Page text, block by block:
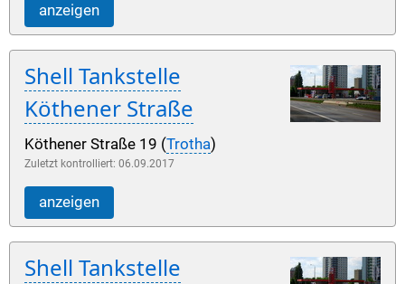
anzeigen
Shell Tankstelle
Köthener Straße
Köthener Straße 19 (Trotha)
Zuletzt kontrolliert: 06.09.2017
anzeigen
Shell Tankstelle